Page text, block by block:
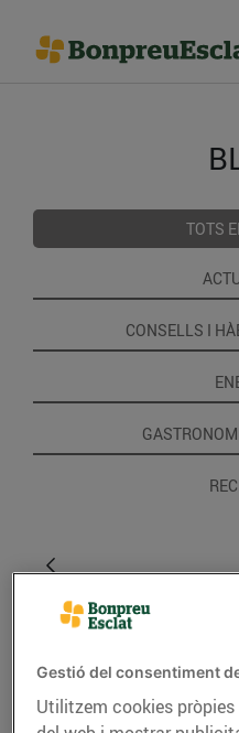
TOTS
CONSELLS I
Gestió del consentiment
Utilitzem cookies pròpies